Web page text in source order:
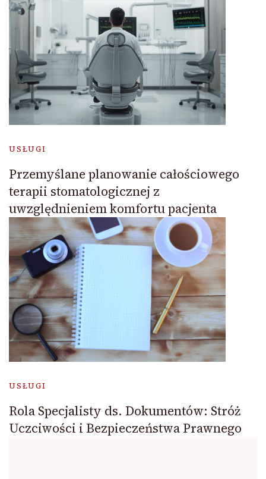
USŁUGI
Przemyślane planowanie całościowego
terapii stomatologicznej z
uwzględnieniem komfortu pacjenta
USŁUGI
Rola Specjalisty ds. Dokumentów: Stróż
Uczciwości i Bezpieczeństwa Prawnego